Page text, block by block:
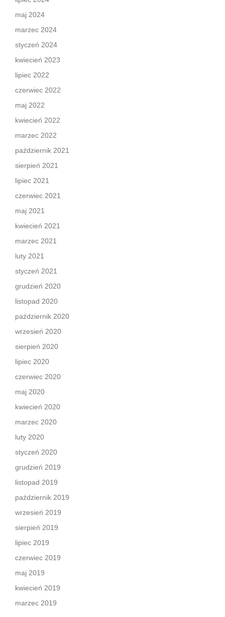
maj 2024
marzec 2024
styczeń 2024
kwiecień 2023
lipiec 2022
czerwiec 2022
maj 2022
kwiecień 2022
marzec 2022
październik 2021
sierpień 2021
lipiec 2021
czerwiec 2021
maj 2021
kwiecień 2021
marzec 2021
luty 2021
styczeń 2021
grudzień 2020
listopad 2020
październik 2020
wrzesień 2020
sierpień 2020
lipiec 2020
czerwiec 2020
maj 2020
kwiecień 2020
marzec 2020
luty 2020
styczeń 2020
grudzień 2019
listopad 2019
październik 2019
wrzesień 2019
sierpień 2019
lipiec 2019
czerwiec 2019
maj 2019
kwiecień 2019
marzec 2019